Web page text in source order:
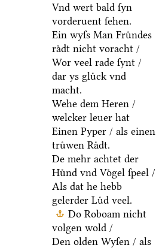
Vnd wert bald ſyn
vorderuent ſehen.
Ein wyſs Man Fruͤndes
raͤdt nicht voracht /
Wor veel rade ſynt /
dar ys gluͤck vnd
macht.
Wehe dem Heren /
welcker leuer hat
Einen Pyper / als einen
truͤwen Raͤdt.
De mehr achtet der
Huͤnd vnd Voͤgel ſpeel /
Als dat he hebb
gelerder Luͤd veel.
Do Roboam nicht
volgen wold /
Den olden Wyſen / als